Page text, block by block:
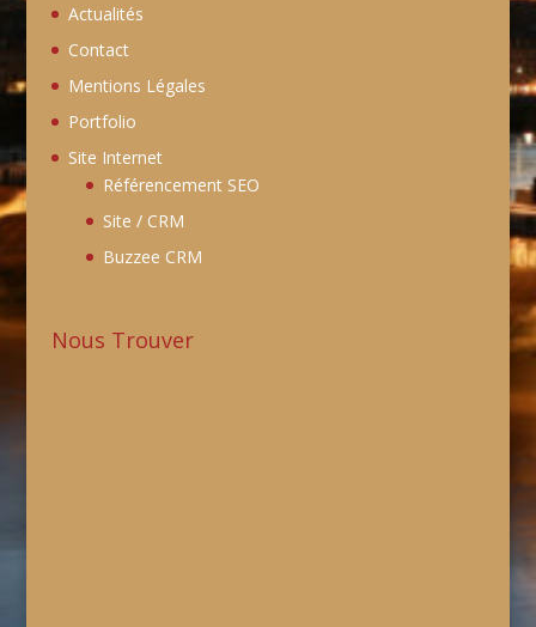
Actualités
Contact
Mentions Légales
Portfolio
Site Internet
Référencement SEO
Site / CRM
Buzzee CRM
Nous Trouver